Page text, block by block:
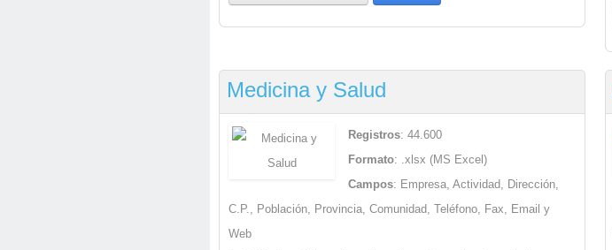
Medicina y Salud
Registros: 44.600
Formato: .xlsx (MS Excel)
Campos: Empresa, Actividad, Dirección,
C.P., Población, Provincia, Comunidad, Teléfono, Fax, Email y
Web